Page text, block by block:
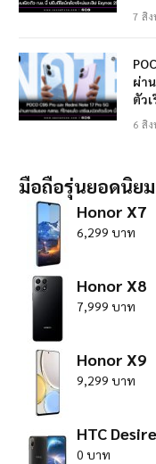
7 สิ
ผ่า
ตัว
6 สิ
มือถือรุ่นยอดนิยม
Honor X7
6,299 บาท
Honor X8
7,999 บาท
Honor X9
9,299 บาท
HTC
0 บาท